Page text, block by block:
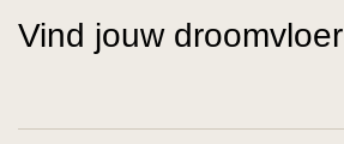
Vind jouw droomvloer